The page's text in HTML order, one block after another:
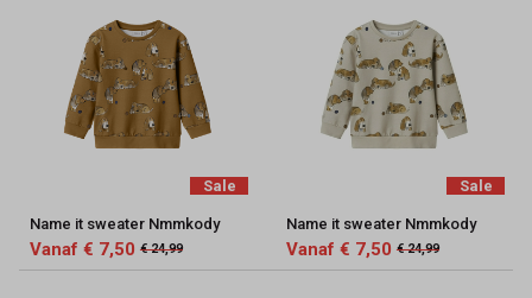
Sale
Name it sweater Nmmkody
Vanaf € 7,50 € 24,99
Sale
Name it sweater Nmmkody
Vanaf € 7,50 € 24,99